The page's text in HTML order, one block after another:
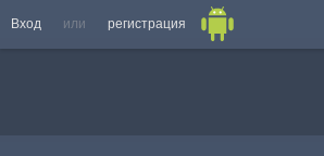
Вход или регистрация